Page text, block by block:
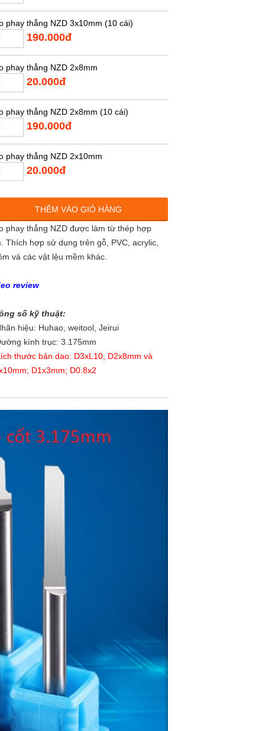
phay thẳng NZD 3x10mm (10 cái)
190.000đ
phay thẳng NZD 2x8mm
20.000đ
phay thẳng NZD 2x8mm (10 cái)
190.000đ
phay thẳng NZD 2x10mm
20.000đ
phay thẳng NZD 2x10mm (10 cái)
190.000đ
phay thẳng NZD 1x3mm
20.000đ
phay thẳng NZD 1x3mm (10 cái)
phay thẳng NZD 0.8x2mm
20.000đ
THÊM VÀO GIỎ HÀNG
phay thẳng NZD được làm từ thép hợp
Thích hợp sử dụng trên gỗ, PVC, acrylic,
và các vật lệu mềm khác.
review
số kỹ thuật:
hiệu: Huhao, weitool, Jeirui
kính trục: 3.175mm
thước bản dao: D3xL10, D2x8mm và
D1x3mm; D0.8x2